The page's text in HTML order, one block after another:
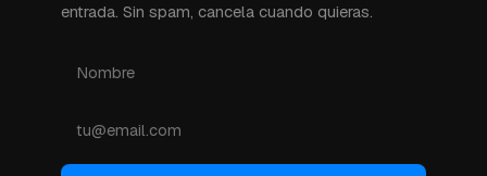
entrada. Sin spam, cancela cuando quieras.